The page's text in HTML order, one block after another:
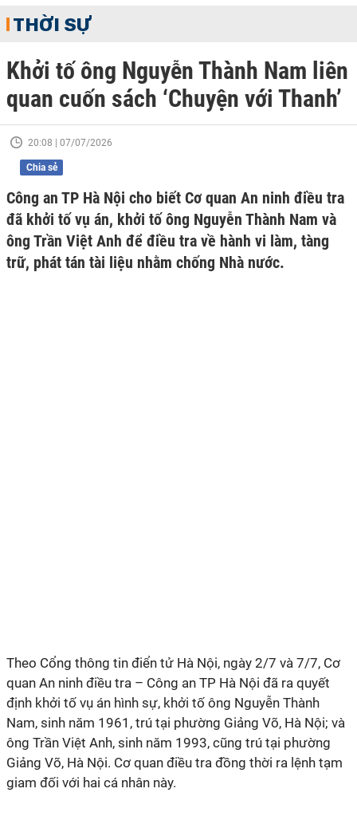
THỜI SỰ
Khởi tố ông Nguyễn Thành Nam liên
quan cuốn sách ‘Chuyện với Thanh’
20:08 | 07/07/2026
Chia sẻ
Công an TP Hà Nội cho biết Cơ quan An ninh điều tra
đã khởi tố vụ án, khởi tố ông Nguyễn Thành Nam và
ông Trần Việt Anh để điều tra về hành vi làm, tàng
trữ, phát tán tài liệu nhằm chống Nhà nước.
Theo Cổng thông tin điển tử Hà Nội, ngày 2/7 và 7/7, Cơ
quan An ninh điều tra – Công an TP Hà Nội đã ra quyết
định khởi tố vụ án hình sự, khởi tố ông Nguyễn Thành
Nam, sinh năm 1961, trú tại phường Giảng Võ, Hà Nội; và
ông Trần Việt Anh, sinh năm 1993, cũng trú tại phường
Giảng Võ, Hà Nội. Cơ quan điều tra đồng thời ra lệnh tạm
giam đối với hai cá nhân này.